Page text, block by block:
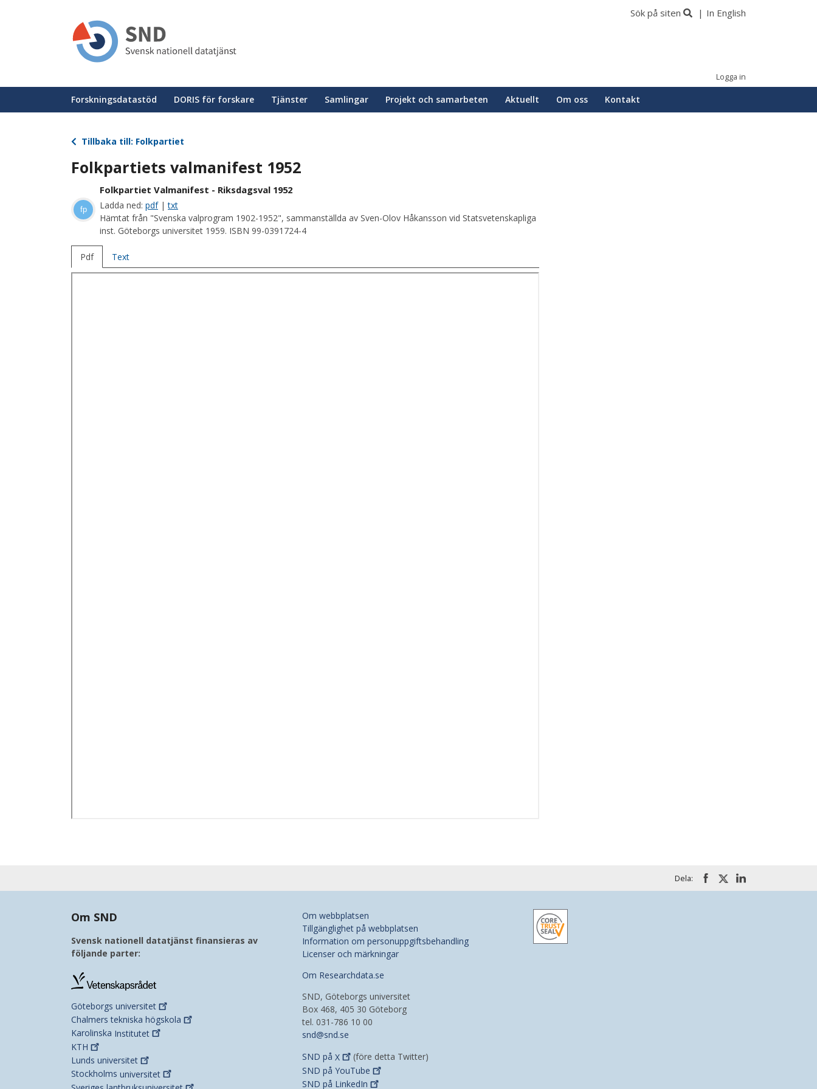
Sök på siten In English
Logga in
Huvudmeny
Forskningsdatastöd DORIS för forskare Tjänster Samlingar Projekt och samarbeten Aktuellt Om oss Kontakt
Tillbaka till: Folkpartiet
Folkpartiets valmanifest 1952
fp
Folkpartiet Valmanifest - Riksdagsval 1952
Ladda ned: pdf|txt
Hämtat från "Svenska valprogram 1902-1952", sammanställda av Sven-Olov Håkansson vid Statsvetenskapliga
inst. Göteborgs universitet 1959. ISBN 99-0391724-4
Pdf Text
Dela:
Om SND
Svensk nationell datatjänst finansieras av
följande parter:
Göteborgs universitet
Chalmers tekniska högskola
Karolinska Institutet
KTH
Lunds universitet
Stockholms universitet
Om webbplatsen
Tillgänglighet på webbplatsen
Information om personuppgiftsbehandling
Licenser och märkningar
Om Researchdata.se
SND, Göteborgs universitet
Box 468, 405 30 Göteborg
tel. 031-786 10 00
snd@snd.se
SND på X
(före detta Twitter)
SND på YouTube
SND på LinkedIn